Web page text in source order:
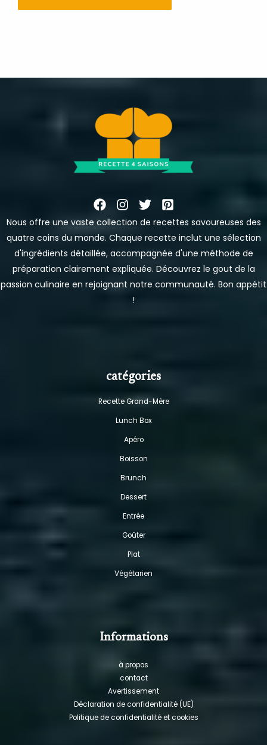
Nous offre une vaste collection de recettes savoureuses des
quatre coins du monde. Chaque recette inclut une sélection
d'ingrédients détaillée, accompagnée d'une méthode de
préparation clairement expliquée. Découvrez le gout de la
passion culinaire en rejoignant notre communauté. Bon appétit
!
catégories
Recette Grand-Mère
Lunch Box
Apéro
Boisson
Brunch
Dessert
Entrée
Goûter
Plat
Végétarien
Informations
à propos
contact
Avertissement
Déclaration de confidentialité (UE)
Politique de confidentialité et cookies